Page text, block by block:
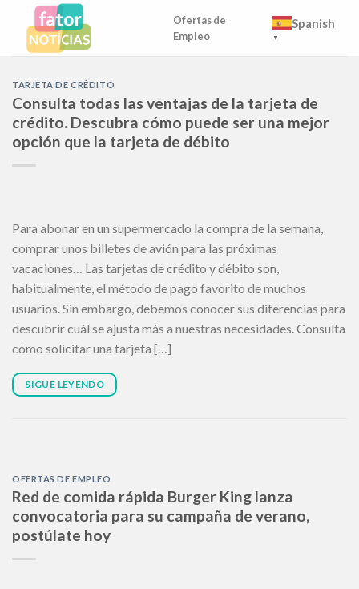
content
Ofertas de
Empleo
Spanish
▼
TARJETA DE CRÉDITO
Consulta todas las ventajas de la tarjeta de
crédito. Descubra cómo puede ser una mejor
opción que la tarjeta de débito
Para abonar en un supermercado la compra de la semana,
comprar unos billetes de avión para las próximas
vacaciones… Las tarjetas de crédito y débito son,
habitualmente, el método de pago favorito de muchos
usuarios. Sin embargo, debemos conocer sus diferencias para
descubrir cuál se ajusta más a nuestras necesidades. Consulta
cómo solicitar una tarjeta […]
SIGUE LEYENDO
OFERTAS DE EMPLEO
Red de comida rápida Burger King lanza
convocatoria para su campaña de verano,
postúlate hoy